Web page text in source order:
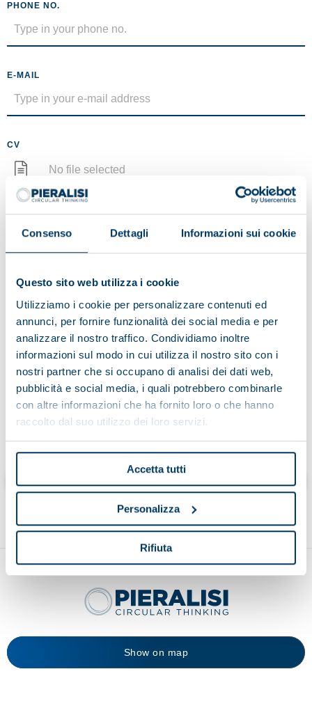
Consenso Dettagli Informazioni sui cookie
Questo sito web utilizza i cookie
Utilizziamo i cookie per personalizzare contenuti ed
annunci, per fornire funzionalità dei social media e per
analizzare il nostro traffico. Condividiamo inoltre
informazioni sul modo in cui utilizza il nostro sito con i
nostri partner che si occupano di analisi dei dati web,
pubblicità e social media, i quali potrebbero combinarle
con altre informazioni che ha fornito loro o che hanno
raccolto dal suo utilizzo dei loro servizi.
Accetta tutti
Personalizza
Rifiuta
PHONE NO.
E-MAIL
CV
No file selected
Maximum size 5MB (.pdf)
MESSAGE
Having read the information on the processing of data
Show on map